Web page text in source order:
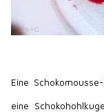
Eine
eine